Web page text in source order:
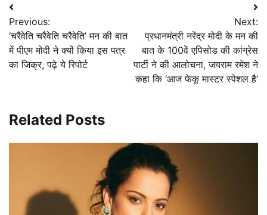
Post
navigation
Previous:
‘चरैवेति चरैवेति चरैवेति’ मन की बात
में पीएम मोदी ने क्यों किया इस पत्र
का जिक्र, पढ़े ये रिपोर्ट
Next:
प्रधानमंत्री नरेंद्र मोदी के मन की
बात के 100वें एपिसोड की कांग्रेस
पार्टी ने की आलोचना, जयराम रमेश ने
कहा कि ‘आज फेकू मास्टर स्पेशल है’
Related Posts